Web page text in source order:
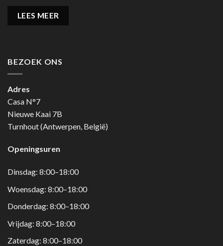
LEES MEER
BEZOEK ONS
Adres
Casa N°7
Nieuwe Kaai 7B
Turnhout (Antwerpen, België)
Openingsuren
Dinsdag: 8:00–18:00
Woensdag: 8:00–18:00
Donderdag: 8:00–18:00
Vrijdag: 8:00–18:00
Zaterdag: 8:00–18:00